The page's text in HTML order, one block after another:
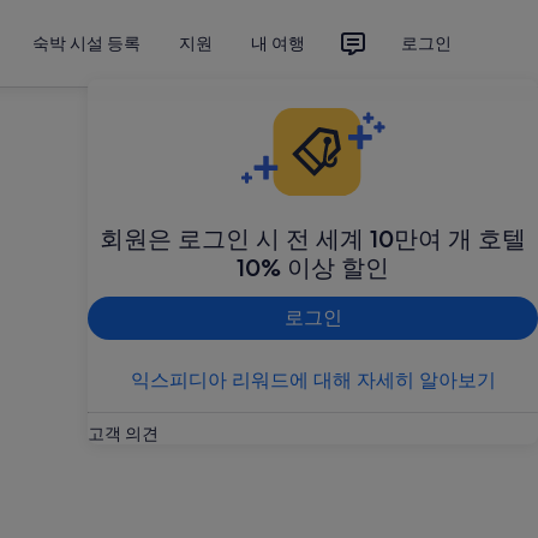
숙박 시설 등록 지원 내 여행 로그인
회원은 로그인 시 전 세계 10만여 개 호텔
10% 이상 할인
로그인
익스피디아 리워드에 대해 자세히 알아보기
고객 의견